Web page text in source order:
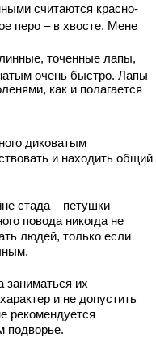
считаются красно-
перо – в хвосте. Мене
точенные лапы,
очень быстро. Лапы
как и полагается
диковатым
и находить общий
стада – петушки
повода никогда не
людей, только если
заниматься их
и не допустить
рекомендуется
подворье.